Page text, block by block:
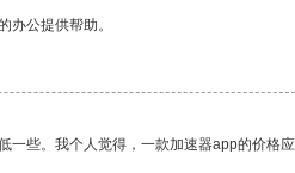
办公提供帮助。
些。我个人觉得，一款加速器app的价格